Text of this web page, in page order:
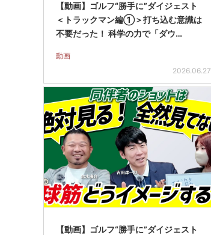
【動画】ゴルフ“勝手に”ダイジェスト
＜トラックマン編①＞打ち込む意識は
不要だった！ 科学の力で「ダウ…
動画
2026.06.27
【動画】ゴルフ“勝手に”ダイジェスト